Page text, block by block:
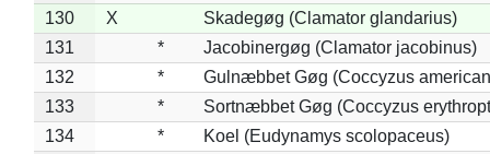
130
X
Skadegøg (Clamator glandarius)
131
*
Jacobinergøg (Clamator jacobinus)
132
*
Gulnæbbet Gøg (Coccyzus
133
*
Sortnæbbet Gøg (Coccyzus
134
*
Koel (Eudynamys scolopaceus)